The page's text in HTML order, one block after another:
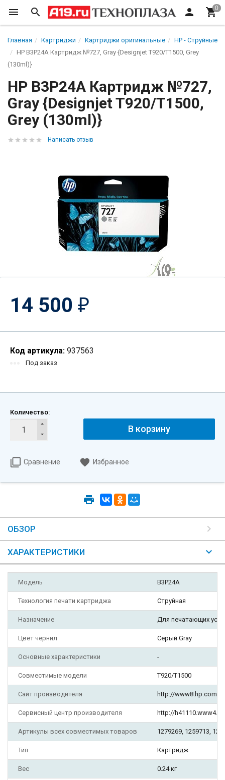
Главная Картриджи Картриджи оригинальные
HP - Струйные
HP B3P24A Картридж №727, Gray {Designjet T920/T1500, Grey
(130ml)}
HP B3P24A Картридж №727,
Gray {Designjet T920/T1500,
Grey (130ml)}
Написать отзыв
14 500 ₽
Код артикула: 937563
Под заказ
Количество:
В корзину
Сравнение Избранное
ОБЗОР
ХАРАКТЕРИСТИКИ
Модель B3P24A
Технология печати картриджа Струйная
Назначение Для печатающих
Цвет чернил Серый Gray
Основные характеристики -
Совместимые модели T920/T1500
Сайт производителя http://www8.hp.com/
Сервисный центр производителя http://
Артикулы всех совместимых товаров 1279269, 1259713,
Тип Картридж
Вес 0.24 кг